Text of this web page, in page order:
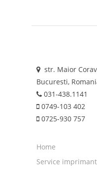
str. Maior
Bucuresti,
031-438.1141
0749-103 402
0725-930 757
Home
Service